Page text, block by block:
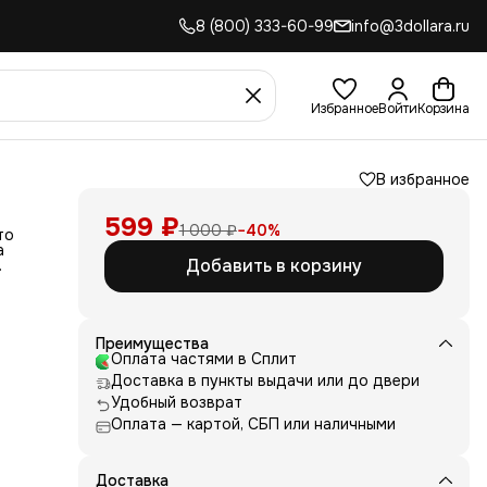
8 (800) 333-60-99 info@3dollara.ru
ИзбранноеВойтиКорзина
то
В избранное
599 ₽1 000 ₽−40%
Добавить в корзину
Преимущества
Оплата частями в Сплит
Доставка в пункты выдачи или до двери
Удобный возврат
Оплата — картой, СБП или наличными
Доставка